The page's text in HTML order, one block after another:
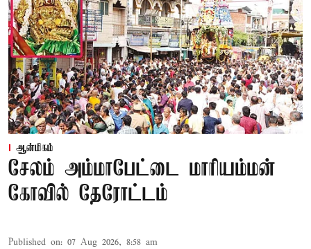
ஆன்மிகம்
சேலம் அம்மாபேட்டை மாரியம்மன்
கோவில் தேரோட்டம்
Published on: 07 Aug 2026, 8:58 am